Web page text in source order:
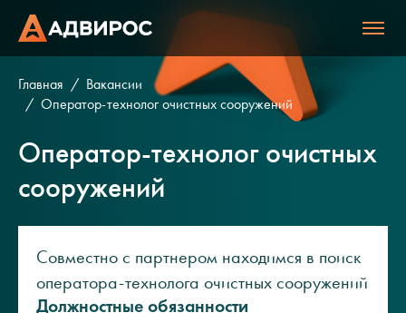
Главная
Вакансии
Оператор-технолог очистных сооружений
Оператор-технолог очистных
сооружений
Совместно с партнером находимся в поиск
оператора-технолога очистных сооружений
Должностные обязанности